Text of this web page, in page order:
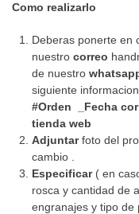
Como realizarlo
Deberas ponerte en
nuestro correo
de nuestro
siguiente
#Orden _Fecha
tienda web
Adjuntarfoto del
cambio .
Especificar ( en
rosca y cantidad de
engranajes y tipo de